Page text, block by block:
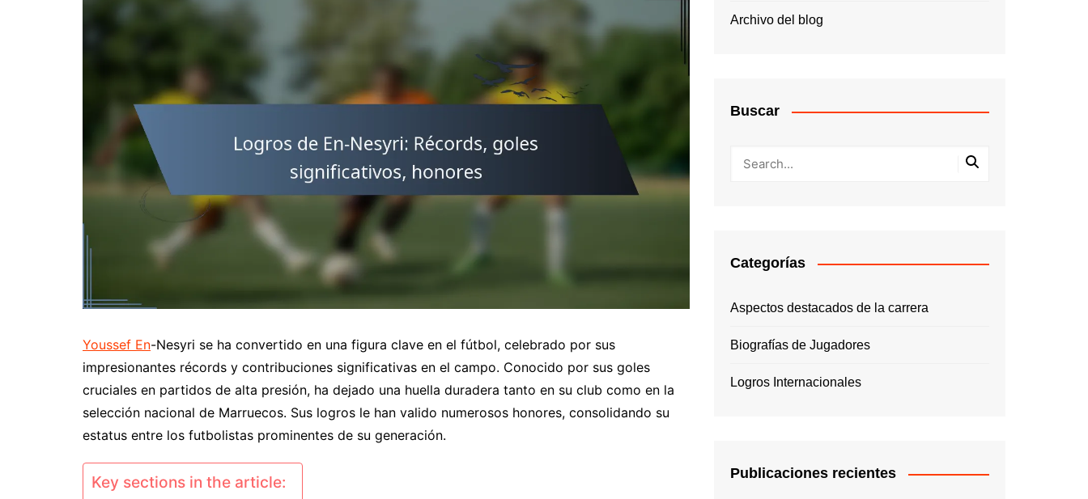
German (DE)
Spanish (ES)
Czech (CZ)
French (FR)
English (GB)
German (CH)
Dutch (NL)
English (NZ)
Finnish (FI)
Dutch (BE)
Estonian (EE)
Youssef En-Nesyri se ha convertido en una figura clave en el fútbol, celebrado por sus
impresionantes récords y contribuciones significativas en el campo. Conocido por sus goles
cruciales en partidos de alta presión, ha dejado una huella duradera tanto en su club como en la
selección nacional de Marruecos. Sus logros le han valido numerosos honores, consolidando su
estatus entre los futbolistas prominentes de su generación.
Key sections in the article:
Archivo del blog
Buscar
Categorías
Aspectos destacados de la carrera
Biografías de Jugadores
Logros Internacionales
Publicaciones recientes